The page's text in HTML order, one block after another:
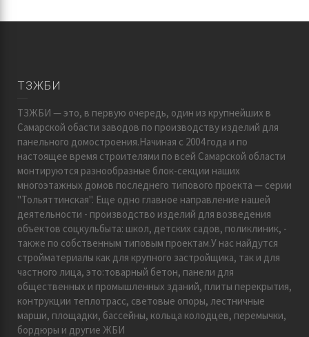
ТЗЖБИ
ТЗЖБИ — это, в первую очередь, один из крупнейших в
Самарской обасти заводов по производству изделий для
панельного домостроения.Начиная с 2004 года и по
настоящее время строителями по всей Самарской области
монтируются разнообразные блок-секции наших
многоэтажных домов последнего типового проекта — серии
"Тольяттинская". Еще одно главное направление нашей
деятельности - производство изделий для возведения
объектов соцкульбыта: школ, детских садов, поликлиник, -
также по собственным типовым проектам.У нас найдутся
стройматериалы как для крупного застройщика, так и для
частного лица, это:товарный бетон, панели для
общественных и промышленных зданий, плиты перекрытия,
контрукции теплотрасс, световые опоры, лестничные
марши, площадки, бассейны, кольца колодцев, перемычки,
бордюры и другие ЖБИ